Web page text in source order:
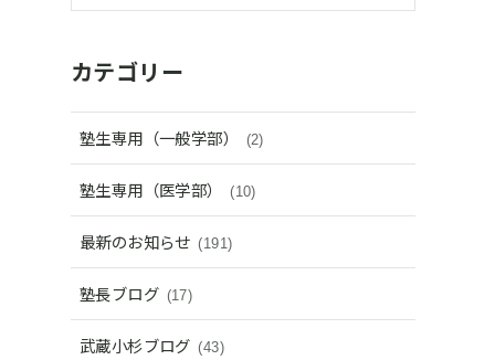
カテゴリー
塾生専用（一般学部） (2)
塾生専用（医学部） (10)
最新のお知らせ (191)
塾長ブログ (17)
武蔵小杉ブログ (43)